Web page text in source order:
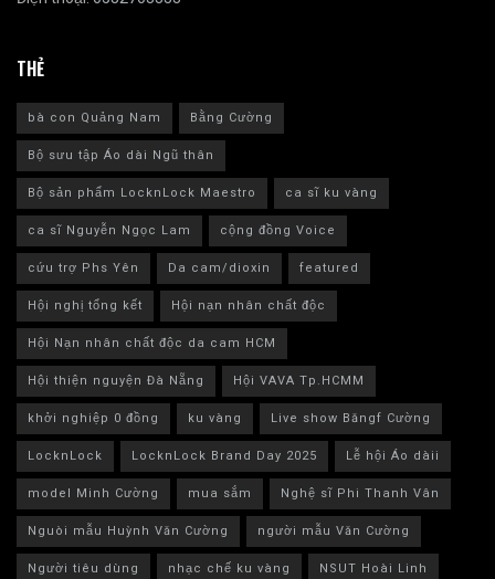
THẺ
bà con Quảng Nam
Bằng Cường
Bộ sưu tập Áo dài Ngũ thân
Bộ sản phẩm LocknLock Maestro
ca sĩ ku vàng
ca sĩ Nguyễn Ngọc Lam
cộng đồng Voice
cứu trợ Phs Yên
Da cam/dioxin
featured
Hội nghị tổng kết
Hội nạn nhân chất độc
Hội Nạn nhân chất độc da cam HCM
Hội thiện nguyện Đà Nẵng
Hội VAVA Tp.HCMM
khởi nghiệp 0 đồng
ku vàng
Live show Băngf Cường
LocknLock
LocknLock Brand Day 2025
Lễ hội Áo dàii
model Minh Cường
mua sắm
Nghệ sĩ Phi Thanh Vân
Nguòi mẫu Huỳnh Văn Cường
người mẫu Văn Cường
Người tiêu dùng
nhạc chế ku vàng NSUT Hoài Linh